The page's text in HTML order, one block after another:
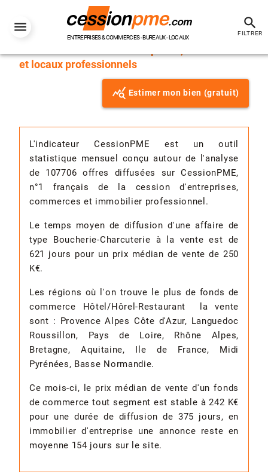
ENTREPRISES & COMMERCES - BUREAUX - LOCAUX
search
FILTRER
L'indicateur CessionPME du 1er Janvier 2026,
et locaux professionnels
Estimer mon bien (gratuit)
L'indicateur CessionPME est un outil
statistique mensuel conçu autour de l'analyse
de 107706 offres diffusées sur CessionPME,
n°1 français de la cession d'entreprises,
commerces et immobilier professionnel.
Le temps moyen de diffusion d'une affaire de
type Boucherie-Charcuterie à la vente est de
621 jours pour un prix médian de vente de 250
K€.
Les régions où l'on trouve le plus de fonds de
commerce Hôtel/Hôrel-Restaurant la vente
sont : Provence Alpes Côte d'Azur, Languedoc
Roussillon, Pays de Loire, Rhône Alpes,
Bretagne, Aquitaine, Ile de France, Midi
Pyrénées, Basse Normandie.
Ce mois-ci, le prix médian de vente d'un fonds
de commerce tout segment est stable à 242 K€
pour une durée de diffusion de 375 jours, en
immobilier d'entreprise une annonce reste en
moyenne 154 jours sur le site.